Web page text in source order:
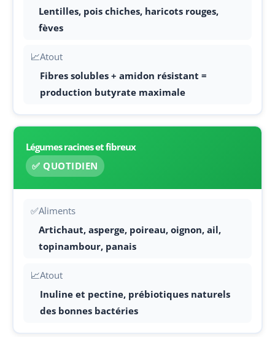
Lentilles, pois chiches, haricots rouges,
fèves
📈Atout
Fibres solubles + amidon résistant =
production butyrate maximale
Légumes racines et fibreux
✅ QUOTIDIEN
✅Aliments
Artichaut, asperge, poireau, oignon, ail,
topinambour, panais
📈Atout
Inuline et pectine, prébiotiques naturels
des bonnes bactéries